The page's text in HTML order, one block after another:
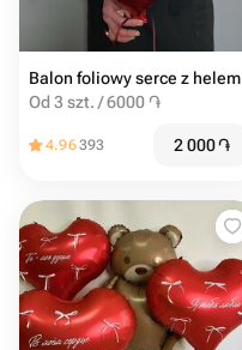
Balon foliowy serce z helem
Od 3 szt. / 6000 ֏
4.96393 2 000֏